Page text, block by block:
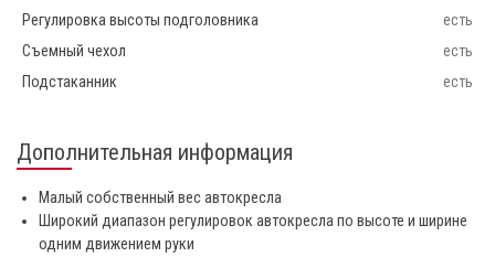
Регулировка высоты подголовника
есть
Съемный чехол
есть
Подстаканник
есть
Дополнительная информация
Малый собственный вес автокресла
Широкий диапазон регулировок автокресла по высоте и ширине
одним движением руки